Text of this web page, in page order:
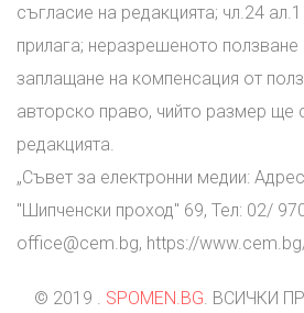
съгласие на редакцията; чл.24
прилага; неразрешеното
заплащане на компенсация от
авторско право, чийто размер ще
редакцията.
„Съвет за електронни медии:
"Шипченски проход" 69, Тел: 02/
office@cem.bg, https://
© 2019 . SPOMEN.BG . ВСИЧКИ